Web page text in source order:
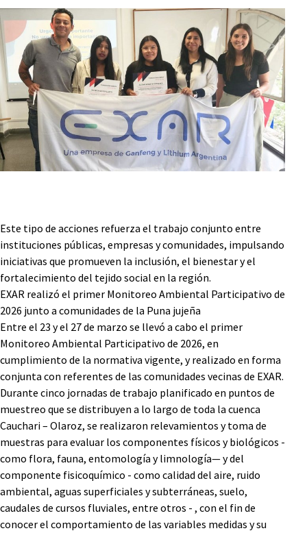
Este tipo de acciones refuerza el trabajo conjunto entre
instituciones públicas, empresas y comunidades, impulsando
iniciativas que promueven la inclusión, el bienestar y el
fortalecimiento del tejido social en la región.
EXAR realizó el primer Monitoreo Ambiental Participativo de
2026 junto a comunidades de la Puna jujeña
Entre el 23 y el 27 de marzo se llevó a cabo el primer
Monitoreo Ambiental Participativo de 2026, en
cumplimiento de la normativa vigente, y realizado en forma
conjunta con referentes de las comunidades vecinas de EXAR.
Durante cinco jornadas de trabajo planificado en puntos de
muestreo que se distribuyen a lo largo de toda la cuenca
Cauchari – Olaroz, se realizaron relevamientos y toma de
muestras para evaluar los componentes físicos y biológicos -
como flora, fauna, entomología y limnología— y del
componente fisicoquímico - como calidad del aire, ruido
ambiental, aguas superficiales y subterráneas, suelo,
caudales de cursos fluviales, entre otros - , con el fin de
conocer el comportamiento de las variables medidas y su